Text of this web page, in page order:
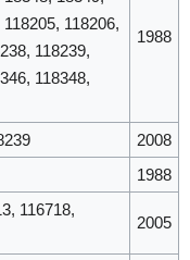
118206,
118239,
118348,
1988
2008
1988
116718,
2005